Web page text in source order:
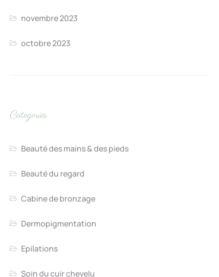
novembre 2023
octobre 2023
Categories
Beauté des mains & des pieds
Beauté du regard
Cabine de bronzage
Dermopigmentation
Epilations
Soin du cuir chevelu